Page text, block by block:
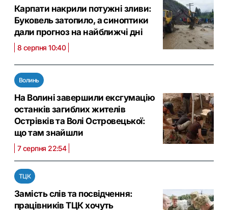
Карпати накрили потужні зливи:
Буковель затопило, а синоптики
дали прогноз на найближчі дні
8 серпня 10:40
Волинь
На Волині завершили ексгумацію
останків загиблих жителів
Острівків та Волі Островецької:
що там знайшли
7 серпня 22:54
ТЦК
Замість слів та посвідчення:
працівників ТЦК хочуть